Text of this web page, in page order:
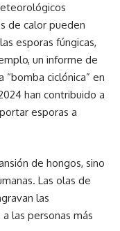
de calor pueden
esporas fúngicas,
un informe de
ciclónica” en
han contribuido a
esporas a
de hongos, sino
Las olas de
las
las personas más